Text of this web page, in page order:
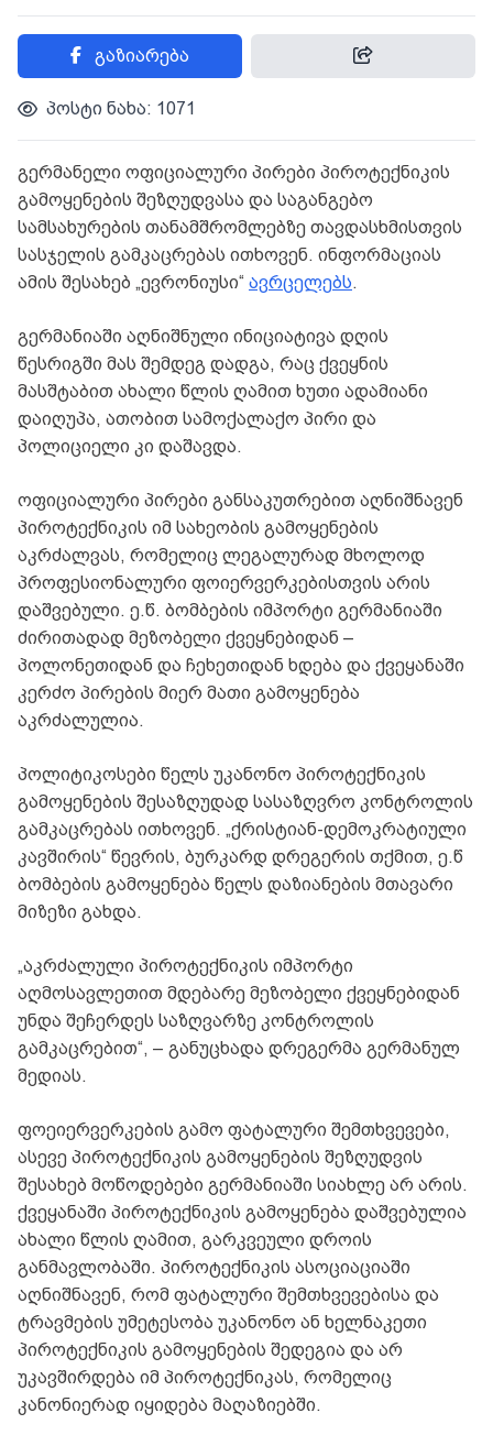
გაზიარება
პოსტი ნახა: 1071
გერმანელი ოფიციალური პირები პიროტექნიკის
გამოყენების შეზღუდვასა და საგანგებო
სამსახურების თანამშრომლებზე თავდასხმისთვის
სასჯელის გამკაცრებას ითხოვენ. ინფორმაციას
ამის შესახებ „ევრონიუსი“ ავრცელებს.
გერმანიაში აღნიშნული ინიციატივა დღის
წესრიგში მას შემდეგ დადგა, რაც ქვეყნის
მასშტაბით ახალი წლის ღამით ხუთი ადამიანი
დაიღუპა, ათობით სამოქალაქო პირი და
პოლიციელი კი დაშავდა.
ოფიციალური პირები განსაკუთრებით აღნიშნავენ
პიროტექნიკის იმ სახეობის გამოყენების
აკრძალვას, რომელიც ლეგალურად მხოლოდ
პროფესიონალური ფოიერვერკებისთვის არის
დაშვებული. ე.წ. ბომბების იმპორტი გერმანიაში
ძირითადად მეზობელი ქვეყნებიდან –
პოლონეთიდან და ჩეხეთიდან ხდება და ქვეყანაში
კერძო პირების მიერ მათი გამოყენება
აკრძალულია.
პოლიტიკოსები წელს უკანონო პიროტექნიკის
გამოყენების შესაზღუდად სასაზღვრო კონტროლის
გამკაცრებას ითხოვენ. „ქრისტიან-დემოკრატიული
კავშირის“ წევრის, ბურკარდ დრეგერის თქმით, ე.წ
ბომბების გამოყენება წელს დაზიანების მთავარი
მიზეზი გახდა.
„აკრძალული პიროტექნიკის იმპორტი
აღმოსავლეთით მდებარე მეზობელი ქვეყნებიდან
უნდა შეჩერდეს საზღვარზე კონტროლის
გამკაცრებით“, – განუცხადა დრეგერმა გერმანულ
მედიას.
ფოეიერვერკების გამო ფატალური შემთხვევები,
ასევე პიროტექნიკის გამოყენების შეზღუდვის
შესახებ მოწოდებები გერმანიაში სიახლე არ არის.
ქვეყანაში პიროტექნიკის გამოყენება დაშვებულია
ახალი წლის ღამით, გარკვეული დროის
განმავლობაში. პიროტექნიკის ასოციაციაში
აღნიშნავენ, რომ ფატალური შემთხვევებისა და
ტრავმების უმეტესობა უკანონო ან ხელნაკეთი
პიროტექნიკის გამოყენების შედეგია და არ
უკავშირდება იმ პიროტექნიკას, რომელიც
კანონიერად იყიდება მაღაზიებში.